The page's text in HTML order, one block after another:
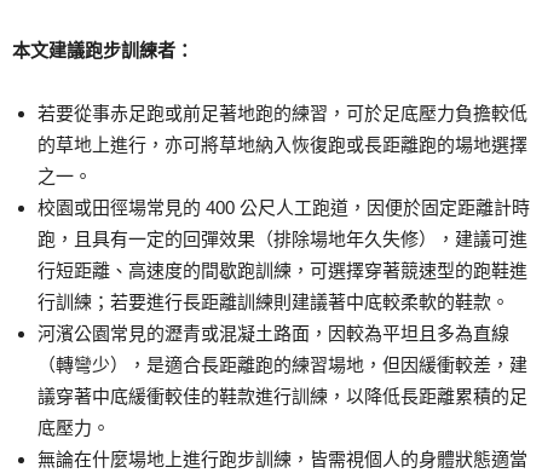
本文建議跑步訓練者：
若要從事赤足跑或前足著地跑的練習，可於足底壓力負擔較低
的草地上進行，亦可將草地納入恢復跑或長距離跑的場地選擇
之一。
校園或田徑場常見的 400 公尺人工跑道，因便於固定距離計時
跑，且具有一定的回彈效果（排除場地年久失修），建議可進
行短距離、高速度的間歇跑訓練，可選擇穿著競速型的跑鞋進
行訓練；若要進行長距離訓練則建議著中底較柔軟的鞋款。
河濱公園常見的瀝青或混凝土路面，因較為平坦且多為直線
（轉彎少），是適合長距離跑的練習場地，但因緩衝較差，建
議穿著中底緩衝較佳的鞋款進行訓練，以降低長距離累積的足
底壓力。
無論在什麼場地上進行跑步訓練，皆需視個人的身體狀態適當